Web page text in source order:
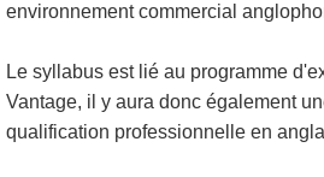
environnement commercial
Le syllabus est lié au programme
Vantage, il y aura donc également
qualification professionnelle en